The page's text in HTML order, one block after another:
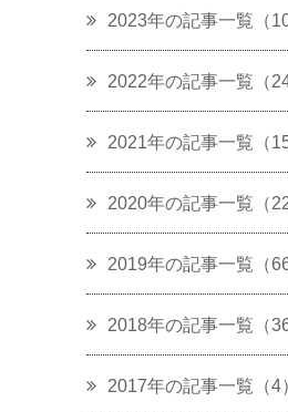
2023年の記事一覧（10
2022年の記事一覧（24
2021年の記事一覧（15
2020年の記事一覧（22
2019年の記事一覧（66
2018年の記事一覧（36
2017年の記事一覧（4